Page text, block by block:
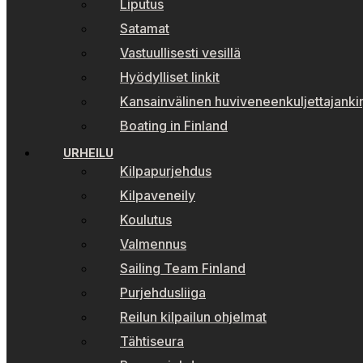
Liputus
Satamat
Vastuullisesti vesillä
Hyödylliset linkit
Kansainvälinen
Boating in Finland
URHEILU
Kilpapurjehdus
Kilpaveneily
Koulutus
Valmennus
Sailing Team Finland
Purjehdusliiga
Reilun kilpailun ohjelmat
Tähtiseura